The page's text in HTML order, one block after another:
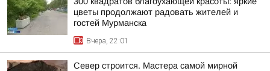
цветы продолжают радовать жителей и
гостей Мурманска
Вчера, 22:01
Север строится. Мастера самой мирной